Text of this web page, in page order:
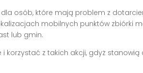
osób, które mają problem z
mobilnych punktów zbiórki
lub gmin.
korzystać z takich akcji, gdyż